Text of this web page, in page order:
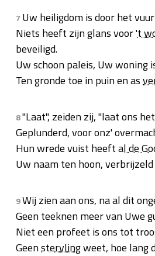
7 Uw heiligdom is door het
Niets heeft zijn glans voor 't
beveiligd.
Uw schoon paleis, Uw woning
Ten gronde toe in puin en as
8"Laat", zeiden zij, "laat ons het
Geplunderd, voor onz'
Hun wrede vuist heeftal de
Uw naam ten hoon,
9Wij zien aan ons, na al dit
Geen teeknen meer van Uwe
Niet een profeet is ons tot
Geenstervlingweet, hoe lang